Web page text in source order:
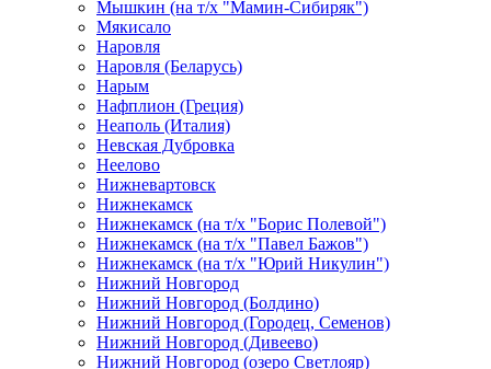
Мышкин (на т/х "Мамин-Сибиряк")
Мякисало
Наровля
Наровля (Беларусь)
Нарым
Нафплион (Греция)
Неаполь (Италия)
Невская Дубровка
Неелово
Нижневартовск
Нижнекамск
Нижнекамск (на т/х "Борис Полевой")
Нижнекамск (на т/х "Павел Бажов")
Нижнекамск (на т/х "Юрий Никулин")
Нижний Новгород
Нижний Новгород (Болдино)
Нижний Новгород (Городец, Семенов)
Нижний Новгород (Дивеево)
Нижний Новгород (озеро Светлояр)